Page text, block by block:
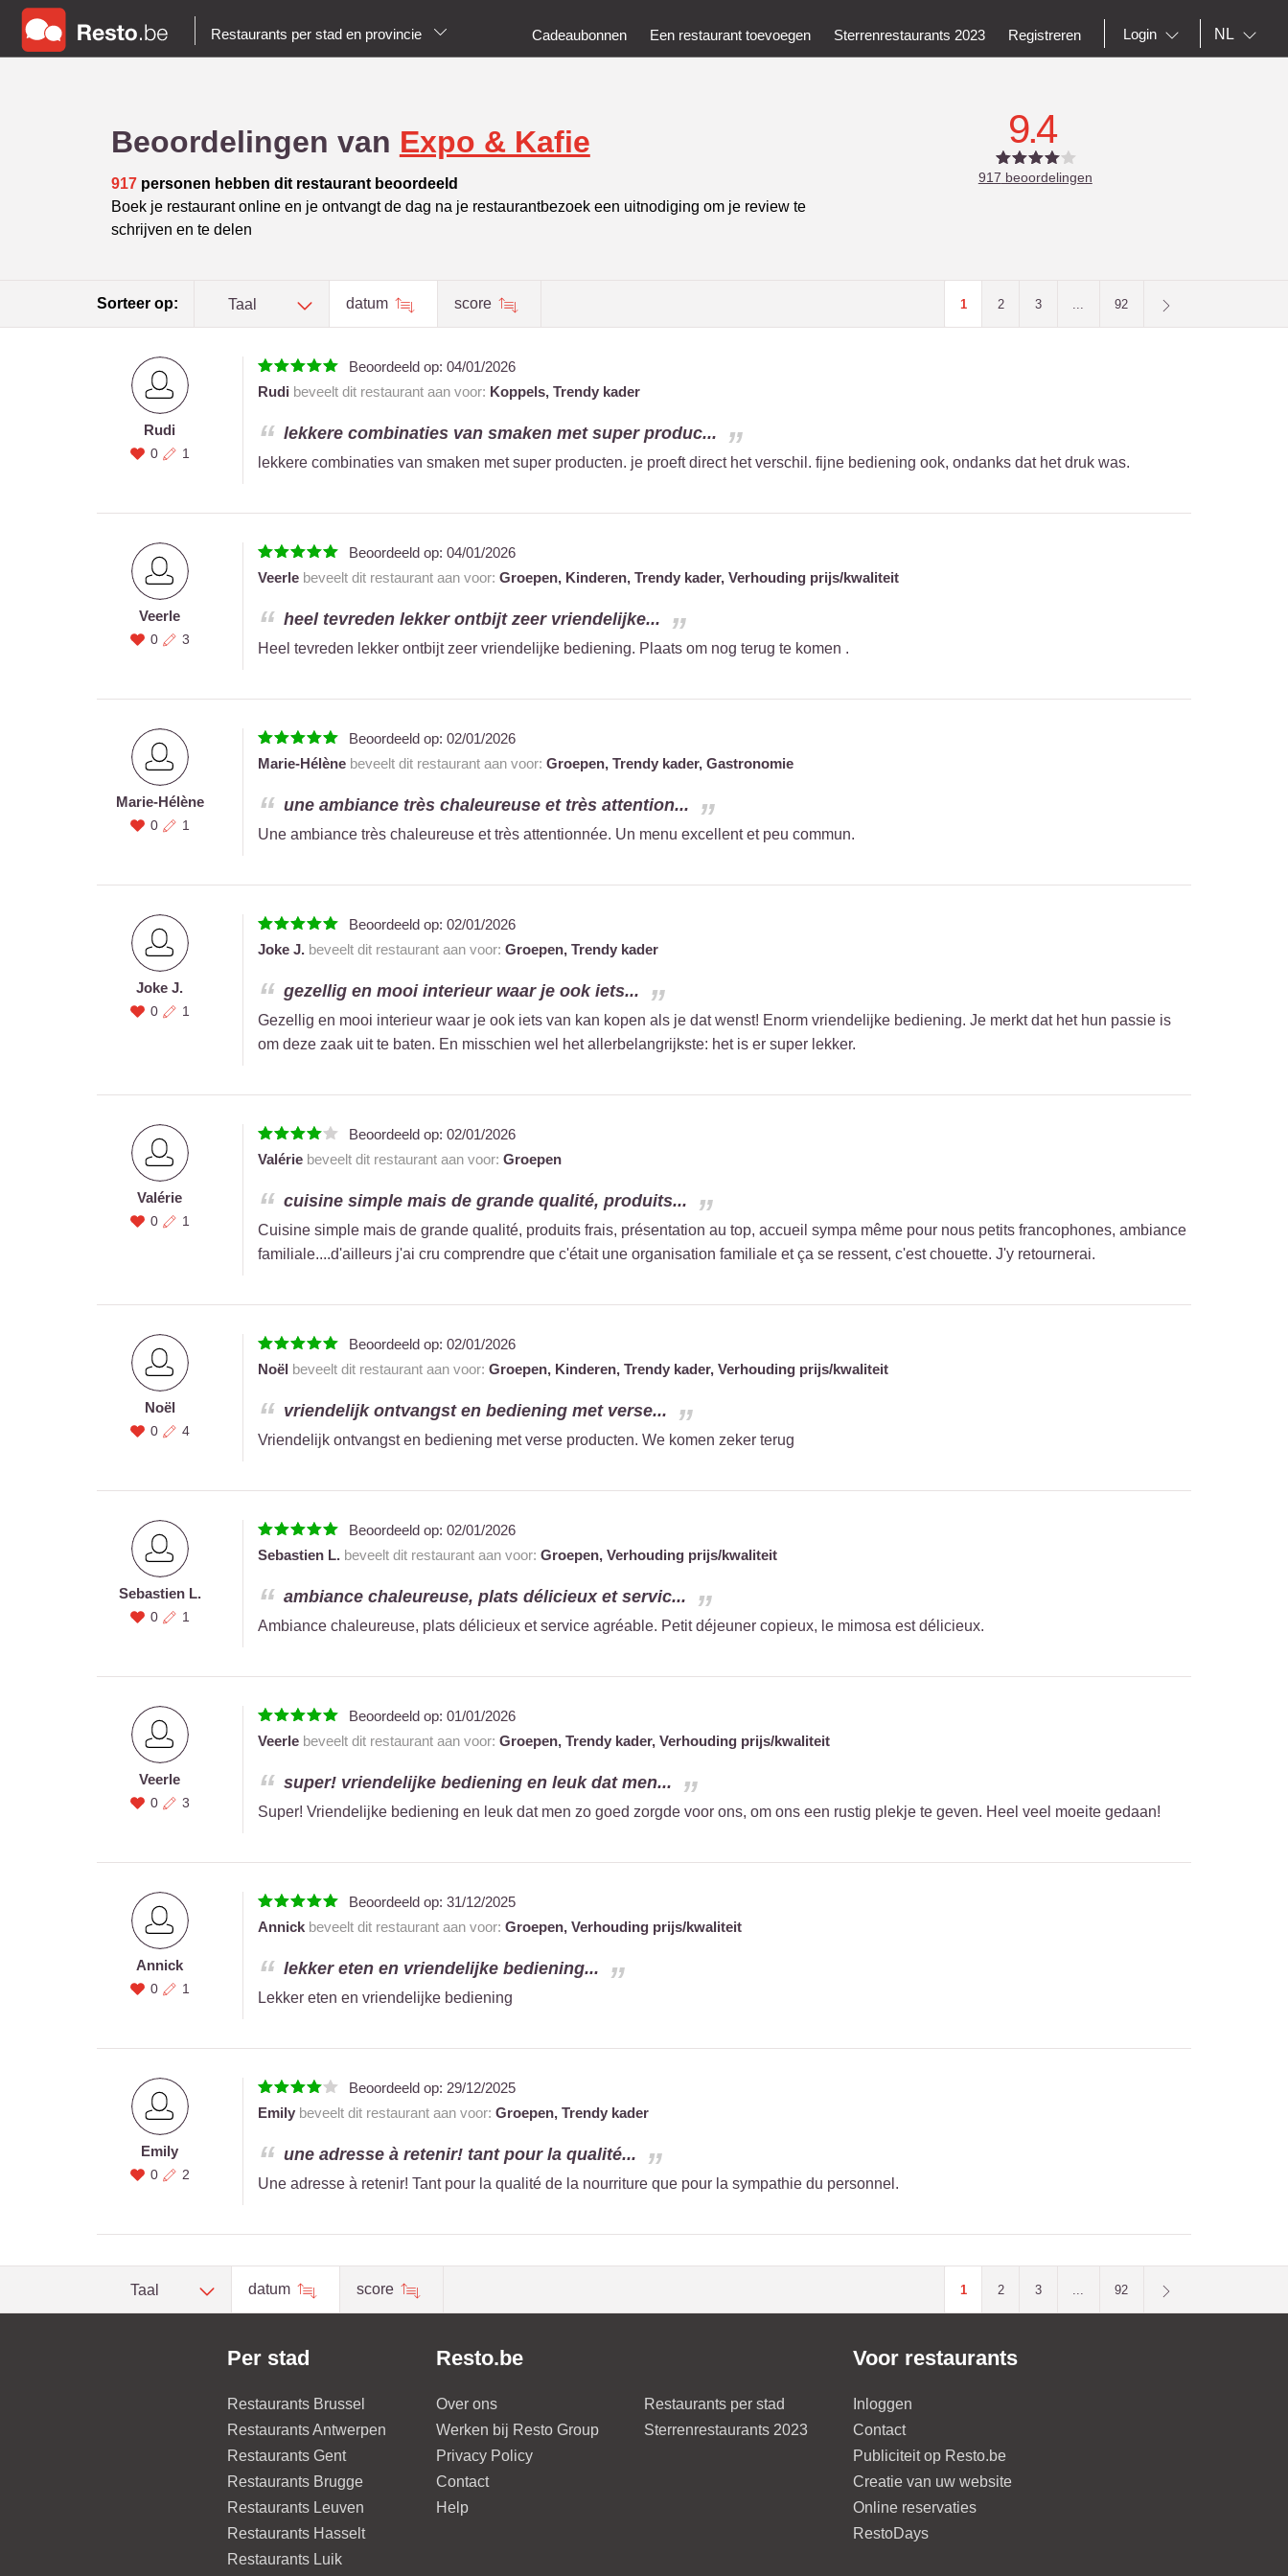
Restaurants per stad en provincie Cadeaubonnen Een restaurant toevoegen Sterrenrestaurants 2023 Registreren Login NL
Beoordelingen van Expo & Kafie
917personen hebben dit restaurant beoordeeld
Boek je restaurant online en je ontvangt de dag na je restaurantbezoek een uitnodiging om je review te
schrijven en te delen
9.4
917 beoordelingen
Sorteer op: Taal datum score 1 2 3 ... 92
Rudi
0 1
Beoordeeld op: 04/01/2026
Rudi beveelt dit restaurant aan voor: Koppels, Trendy kader
lekkere combinaties van smaken met super produc...
lekkere combinaties van smaken met super producten. je proeft direct het verschil. fijne bediening ook, ondanks dat het druk was.
Veerle
0 3
Beoordeeld op: 04/01/2026
Veerlebeveelt dit restaurant aan voor: Groepen, Kinderen, Trendy kader, Verhouding prijs/kwaliteit
heel tevreden lekker ontbijt zeer vriendelijke...
Heel tevreden lekker ontbijt zeer vriendelijke bediening. Plaats om nog terug te komen .
Marie-Hélène
0 1
Beoordeeld op: 02/01/2026
Marie-Hélènebeveelt dit restaurant aan voor: Groepen, Trendy kader, Gastronomie
une ambiance très chaleureuse et très attention...
Une ambiance très chaleureuse et très attentionnée. Un menu excellent et peu commun.
Joke J.
0 1
Beoordeeld op: 02/01/2026
Joke J.beveelt dit restaurant aan voor: Groepen, Trendy kader
gezellig en mooi interieur waar je ook iets...
Gezellig en mooi interieur waar je ook iets van kan kopen als je dat wenst! Enorm vriendelijke bediening. Je merkt dat het hun passie is
om deze zaak uit te baten. En misschien wel het allerbelangrijkste: het is er super lekker.
Valérie
0 1
Beoordeeld op: 02/01/2026
Valériebeveelt dit restaurant aan voor: Groepen
cuisine simple mais de grande qualité, produits...
Cuisine simple mais de grande qualité, produits frais, présentation au top, accueil sympa même pour nous petits francophones, ambiance
familiale....d'ailleurs j'ai cru comprendre que c'était une organisation familiale et ça se ressent, c'est chouette. J'y retournerai.
Noël
0 4
Beoordeeld op: 02/01/2026
Noël beveelt dit restaurant aan voor: Groepen, Kinderen, Trendy kader, Verhouding prijs/kwaliteit
vriendelijk ontvangst en bediening met verse...
Vriendelijk ontvangst en bediening met verse producten. We komen zeker terug
Sebastien L.
0 1
Beoordeeld op: 02/01/2026
Sebastien L.beveelt dit restaurant aan voor: Groepen, Verhouding prijs/kwaliteit
ambiance chaleureuse, plats délicieux et servic...
Ambiance chaleureuse, plats délicieux et service agréable. Petit déjeuner copieux, le mimosa est délicieux.
Veerle
0 3
Beoordeeld op: 01/01/2026
Veerlebeveelt dit restaurant aan voor: Groepen, Trendy kader, Verhouding prijs/kwaliteit
super! vriendelijke bediening en leuk dat men...
Super! Vriendelijke bediening en leuk dat men zo goed zorgde voor ons, om ons een rustig plekje te geven. Heel veel moeite gedaan!
Annick
0 1
Beoordeeld op: 31/12/2025
Annickbeveelt dit restaurant aan voor: Groepen, Verhouding prijs/kwaliteit
lekker eten en vriendelijke bediening...
Lekker eten en vriendelijke bediening
Emily
0 2
Beoordeeld op: 29/12/2025
Emilybeveelt dit restaurant aan voor: Groepen, Trendy kader
une adresse à retenir! tant pour la qualité...
Une adresse à retenir! Tant pour la qualité de la nourriture que pour la sympathie du personnel.
Taal datum score 1 2 3 ... 92
Per stad
Restaurants Brussel
Restaurants Antwerpen
Restaurants Gent
Restaurants Brugge
Restaurants Leuven
Restaurants Hasselt
Restaurants Luik
Resto.be
Over ons
Werken bij Resto Group
Privacy Policy
Contact
Help
Restaurants per stad
Sterrenrestaurants 2023
Voor restaurants
Inloggen
Contact
Publiciteit op Resto.be
Creatie van uw website
Online reservaties
RestoDays